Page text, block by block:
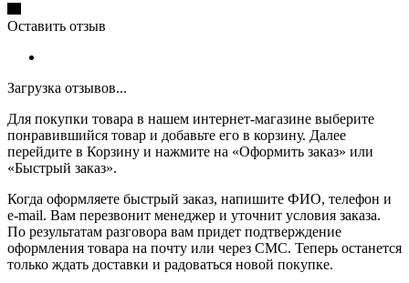
Оставить отзыв
Загрузка отзывов...
Для покупки товара в нашем интернет-магазине выберите
понравившийся товар и добавьте его в корзину. Далее
перейдите в Корзину и нажмите на «Оформить заказ» или
«Быстрый заказ».
Когда оформляете быстрый заказ, напишите ФИО, телефон и
e-mail. Вам перезвонит менеджер и уточнит условия заказа.
По результатам разговора вам придет подтверждение
оформления товара на почту или через СМС. Теперь останется
только ждать доставки и радоваться новой покупке.